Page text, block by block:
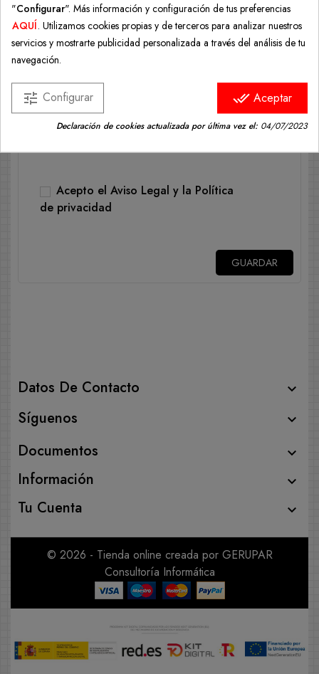
Privacidad de los datos del cliente
Los datos personales que nos proporcionas se
utilizan para responder a consultas, procesar
pedidos o permitir el acceso a información
específica. Tienes derecho a modificar o
eliminar toda la tu información personal desde
la sección específica de "Mi cuenta".
Acepto el Aviso Legal y la Política
de privacidad
GUARDAR
Datos De Contacto 
Síguenos 
Documentos 
Información 
Tu Cuenta 
© 2026 - Tienda online creada por GERUPAR
Consultoría Informática
"Configurar". Más información y configuración de tus preferencias
AQUÍ. Utilizamos cookies propias y de terceros para analizar nuestros
servicios y mostrarte publicidad personalizada a través del análisis de tu
navegación.
done_all Aceptar
tune Configurar
Declaración de cookies actualizada por última vez el: 04/07/2023